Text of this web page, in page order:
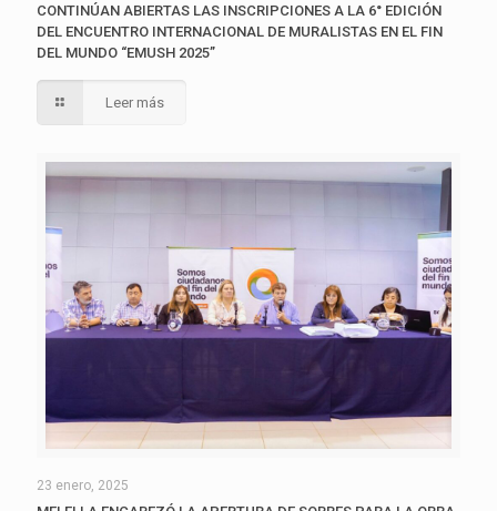
CONTINÚAN ABIERTAS LAS INSCRIPCIONES A LA 6° EDICIÓN
DEL ENCUENTRO INTERNACIONAL DE MURALISTAS EN EL FIN
DEL MUNDO “EMUSH 2025”
Leer más
23 enero, 2025